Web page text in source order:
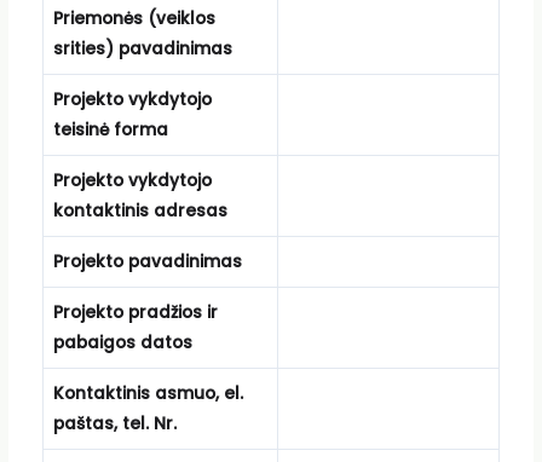
Priemonės (veiklos
srities) pavadinimas
Projekto vykdytojo
teisinė forma
Projekto vykdytojo
kontaktinis adresas
Projekto pavadinimas
Projekto pradžios ir
pabaigos datos
Kontaktinis asmuo, el.
paštas, tel. Nr.